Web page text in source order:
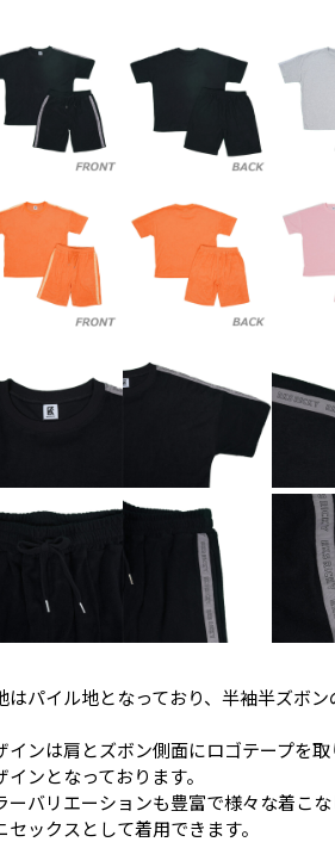
はパイル地となっており、半袖半ズボ
インは肩とズボン側面にロゴテープを
インとなっております。
ーバリエーションも豊富で様々な着こな
セックスとして着用できます。